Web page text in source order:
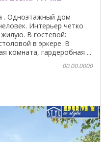
. Одноэтажный дом
Интерьер четко
В гостевой:
в эркере. В
комната, гардеробная ...
00.00.0000